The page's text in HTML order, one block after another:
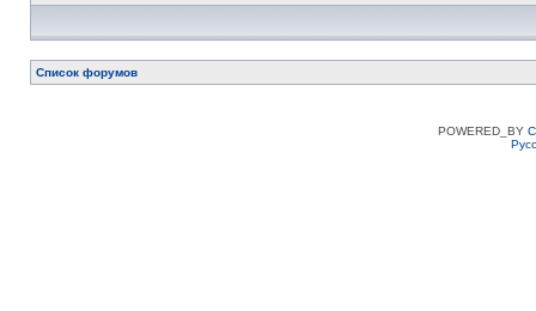
Список форумов
POWERED_BY